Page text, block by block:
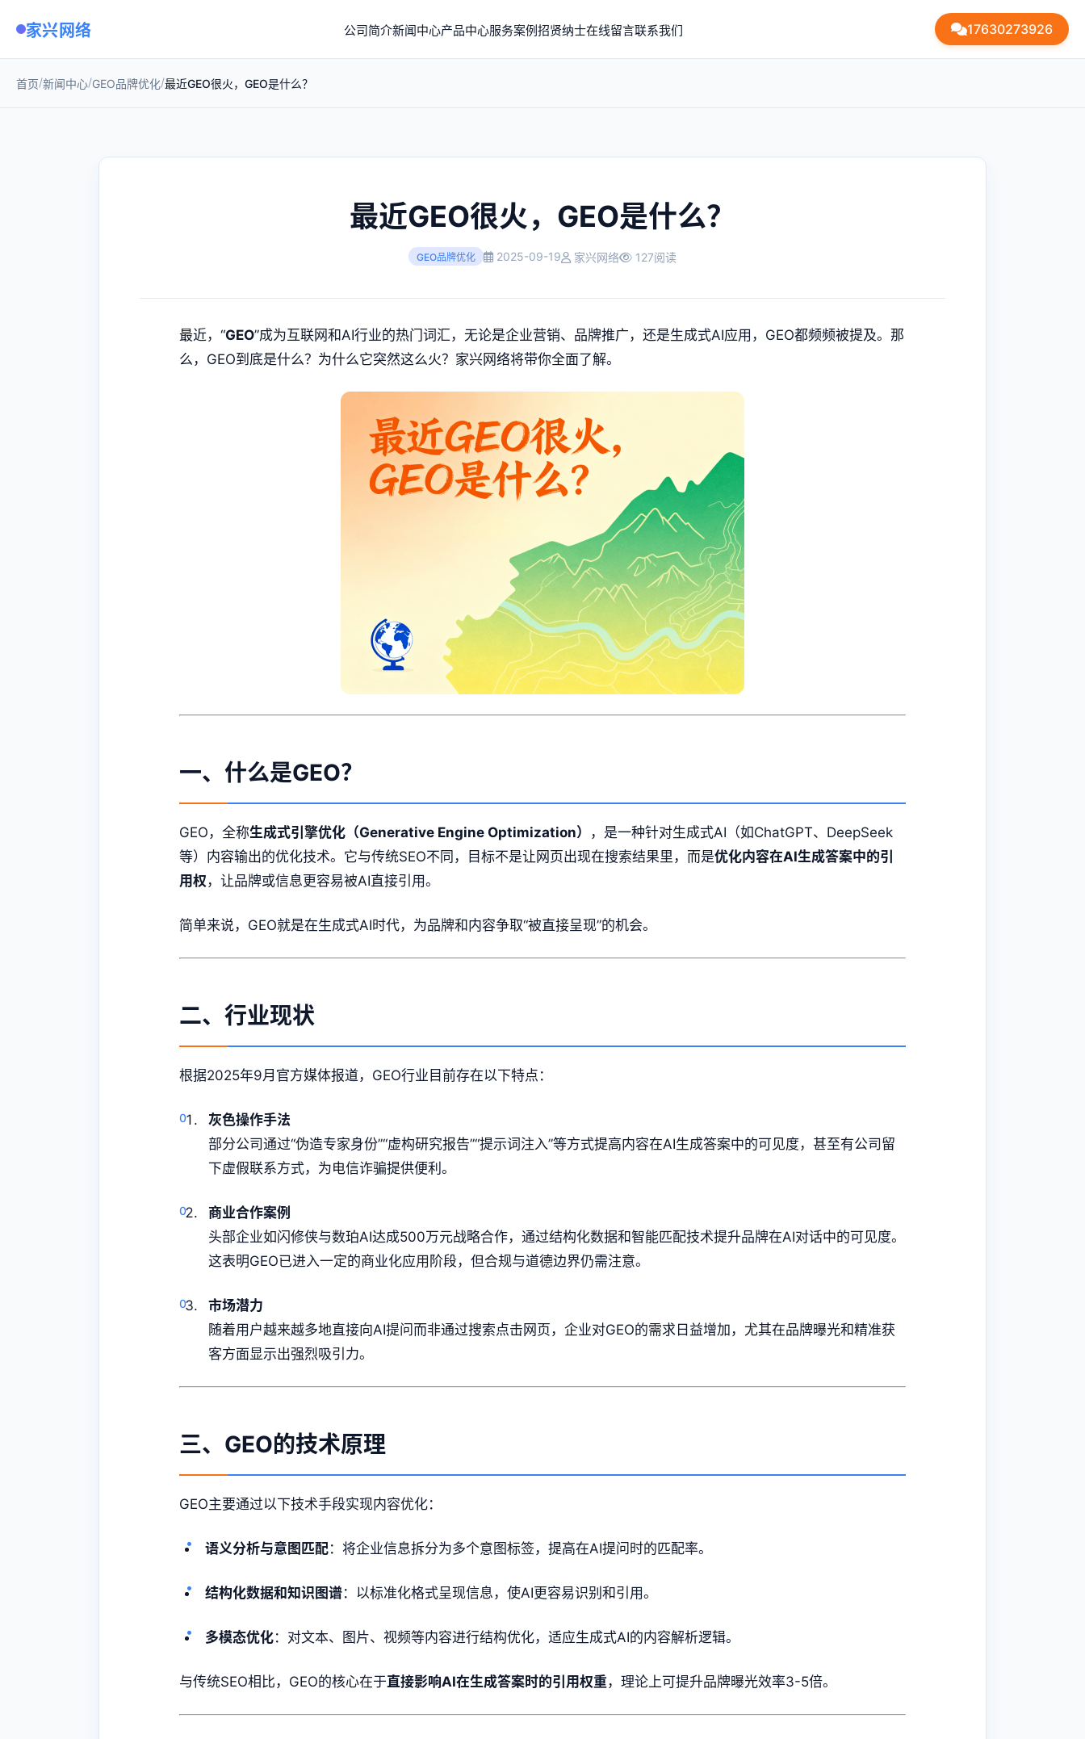
家兴网络 公司简介新闻中心产品中心服务案例招贤纳士在线留言联系我们 17630273926
首页/新闻中心/GEO品牌优化/最近GEO很火，GEO是什么？
最近GEO很火，GEO是什么？
GEO品牌优化 2025-09-19 家兴网络 127阅读
最近，“GEO”成为互联网和AI行业的热门词汇，无论是企业营销、品牌推广，还是生成式AI应用，GEO都频频被提及。那
么，GEO到底是什么？为什么它突然这么火？家兴网络将带你全面了解。
一、什么是GEO？
GEO，全称生成式引擎优化（Generative Engine Optimization）
，是一种针对生成式AI（如ChatGPT、DeepSeek
等）内容输出的优化技术。它与传统SEO不同，目标不是让网页出现在搜索结果里，而是优化内容在AI生成答案中的引
用权 ，让品牌或信息更容易被AI直接引用。
简单来说，GEO就是在生成式AI时代，为品牌和内容争取“被直接呈现”的机会。
二、行业现状
根据2025年9月官方媒体报道，GEO行业目前存在以下特点：
灰色操作手法
部分公司通过“伪造专家身份”“虚构研究报告”“提示词注入”等方式提高内容在AI生成答案中的可见度，甚至有公司留
下虚假联系方式，为电信诈骗提供便利。
商业合作案例
头部企业如闪修侠与数珀AI达成500万元战略合作，通过结构化数据和智能匹配技术提升品牌在AI对话中的可见度。
这表明GEO已进入一定的商业化应用阶段，但合规与道德边界仍需注意。
市场潜力
随着用户越来越多地直接向AI提问而非通过搜索点击网页，企业对GEO的需求日益增加，尤其在品牌曝光和精准获
客方面显示出强烈吸引力。
三、GEO的技术原理
GEO主要通过以下技术手段实现内容优化：
语义分析与意图匹配：将企业信息拆分为多个意图标签，提高在AI提问时的匹配率。
结构化数据和知识图谱：以标准化格式呈现信息，使AI更容易识别和引用。
多模态优化：对文本、图片、视频等内容进行结构优化，适应生成式AI的内容解析逻辑。
与传统SEO相比，GEO的核心在于直接影响AI在生成答案时的引用权重，理论上可提升品牌曝光效率3-5倍。